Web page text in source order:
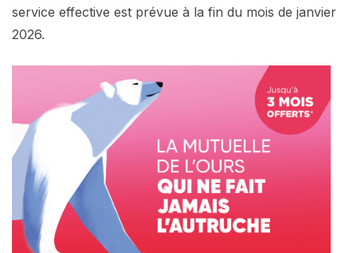
service effective est prévue à la fin du mois de janvier
2026.